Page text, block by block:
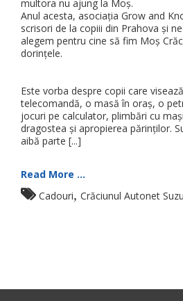
multora nu ajung la Moș.
Anul acesta, asociația Grow and
scrisori de la copiii din Prahova și
alegem pentru cine să fim Moș
dorințele.
Este vorba despre copii care
telecomandă, o masă în oraș, o
jocuri pe calculator, plimbări cu
dragostea și apropierea părinților.
aibă parte [...]
Read More ...
Cadouri, Crăciunul Autonet